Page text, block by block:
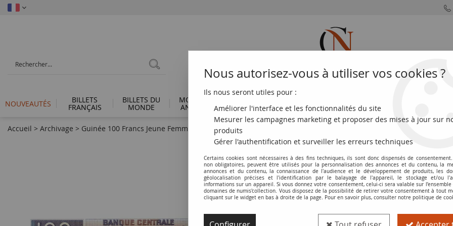
NOUVEAUTÉS BILLETS
FRANÇAIS
BILLETS DU
MONDE
MONNAIES
ANTIQUES FRANÇAISES DU MONDE EUROS
Accueil > Archivage > Guinée 100 Francs Jeune Femme - Bananeraie 2015 - Neuf
Billet Guinée 100 Francs Jeune
Réf. :100102102
Nous autorisez-vous à utiliser vos cookies ?
Ils nous seront utiles pour :
Améliorer l'interface et les fonctionnalités du site
Mesurer les campagnes marketing et proposer des mises à jour sur
produits
Gérer l'authentification et surveiller les erreurs techniques
Certains cookies sont nécessaires à des fins techniques, ils sont donc dispensés de
non obligatoires, peuvent être utilisés pour la personnalisation des annonces et du contenu, la
annonces et du contenu, la connaissance de l'audience et le développement de produits, les
géolocalisation précises et l'identification par le balayage de l'appareil, le stockage et/ou
informations sur un appareil. Si vous donnez votre consentement, celui-ci sera valable sur l’ensemble
domaines de numis'collection. Vous disposez de la possibilité de retirer votre consentement à tout
cliquant sur le widget en bas à droite de la page. Pour en savoir plus, consulter notre politique de